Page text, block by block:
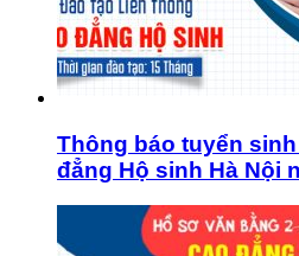
Thông báo tuyển
đẳng Hộ sinh Hà Nội